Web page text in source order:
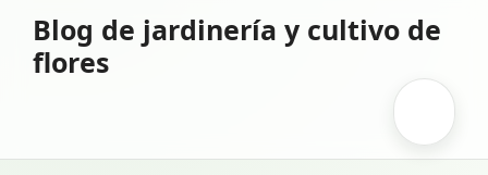
contenido
Blog de jardinería y cultivo de
flores